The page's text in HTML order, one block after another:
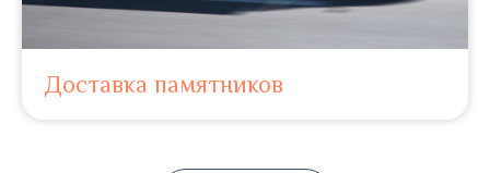
Доставка памятников